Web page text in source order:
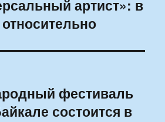
артист»: в
фестиваль
состоится в